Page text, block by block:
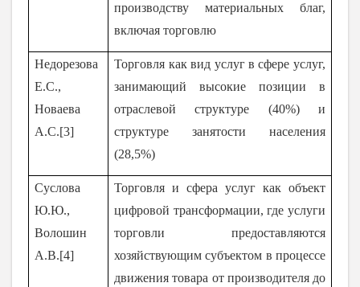
производству материальных благ,
включая торговлю
Недорезова
Е.С.,
Новаева
А.С.[3]
Торговля как вид услуг в сфере услуг,
занимающий высокие позиции в
отраслевой структуре (40%) и
структуре занятости населения
(28,5%)
Суслова
Ю.Ю.,
Волошин
А.В.[4]
Торговля и сфера услуг как объект
цифровой трансформации, где услуги
торговли предоставляются
хозяйствующим субъектом в процессе
движения товара от производителя до